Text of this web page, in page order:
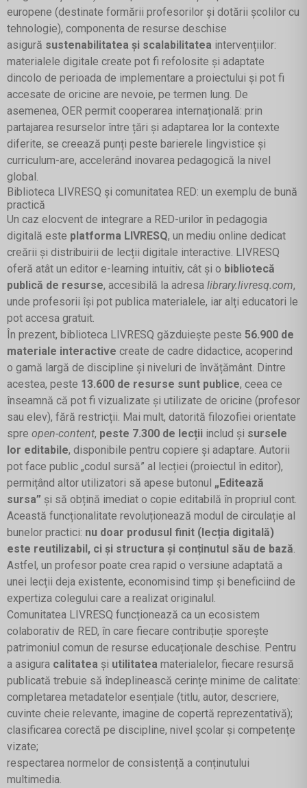
europene (destinate formării profesorilor și dotării școlilor cu
tehnologie), componenta de resurse deschise
asigură sustenabilitatea și scalabilitatea intervențiilor:
materialele digitale create pot fi refolosite și adaptate
dincolo de perioada de implementare a proiectului și pot fi
accesate de oricine are nevoie, pe termen lung. De
asemenea, OER permit cooperarea internațională: prin
partajarea resurselor între țări și adaptarea lor la contexte
diferite, se creează punți peste barierele lingvistice și
curriculum-are, accelerând inovarea pedagogică la nivel
global.
Biblioteca LIVRESQ și comunitatea RED: un exemplu de bună
practică
Un caz elocvent de integrare a RED-urilor în pedagogia
digitală este platforma LIVRESQ, un mediu online dedicat
creării și distribuirii de lecții digitale interactive. LIVRESQ
oferă atât un editor e-learning intuitiv, cât și o bibliotecă
publică de resurse, accesibilă la adresa library.livresq.com,
unde profesorii își pot publica materialele, iar alți educatori le
pot accesa gratuit.
În prezent, biblioteca LIVRESQ găzduiește peste 56.900 de
materiale interactive create de cadre didactice, acoperind
o gamă largă de discipline și niveluri de învățământ. Dintre
acestea, peste 13.600 de resurse sunt publice, ceea ce
înseamnă că pot fi vizualizate și utilizate de oricine (profesor
sau elev), fără restricții. Mai mult, datorită filozofiei orientate
spre open-content, peste 7.300 de lecții includ și sursele
lor editabile, disponibile pentru copiere și adaptare. Autorii
pot face public „codul sursă” al lecției (proiectul în editor),
permițând altor utilizatori să apese butonul „Editează
sursa” și să obțină imediat o copie editabilă în propriul cont.
Această funcționalitate revoluționează modul de circulație al
bunelor practici: nu doar produsul finit (lecția digitală)
este reutilizabil, ci și structura și conținutul său de bază.
Astfel, un profesor poate crea rapid o versiune adaptată a
unei lecții deja existente, economisind timp și beneficiind de
expertiza colegului care a realizat originalul.
Comunitatea LIVRESQ funcționează ca un ecosistem
colaborativ de RED, în care fiecare contribuție sporește
patrimoniul comun de resurse educaționale deschise. Pentru
a asigura calitatea și utilitatea materialelor, fiecare resursă
publicată trebuie să îndeplinească cerințe minime de calitate:
completarea metadatelor esențiale (titlu, autor, descriere,
cuvinte cheie relevante, imagine de copertă reprezentativă);
clasificarea corectă pe discipline, nivel școlar și competențe
vizate;
respectarea normelor de consistență a conținutului
multimedia.